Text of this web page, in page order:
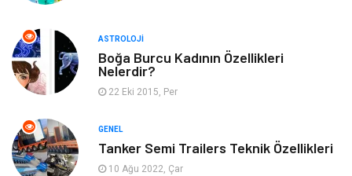
Müzik
Mobilya
Finans
Aksesuar
Astroloji
ASTROLOJI
Boğa Burcu Kadının Özellikleri
Nelerdir?
22 Eki 2015, Per
GENEL
Tanker Semi Trailers Teknik Özellikleri
10 Ağu 2022, Çar